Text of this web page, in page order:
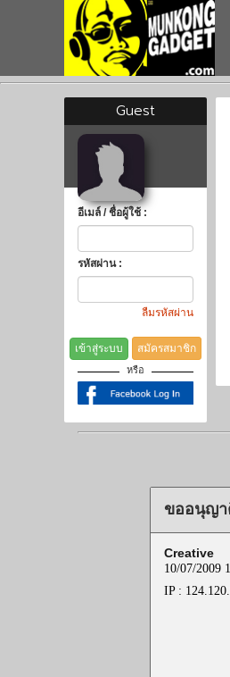
Guest
อีเมล์ / ชื่อผู้ใช้ :
รหัสผ่าน :
ลืมรหัสผ่าน
เข้าสู่ระบบ สมัครสมาชิก
หรือ
ขออนุญา
Creative
10/07/2009
IP :